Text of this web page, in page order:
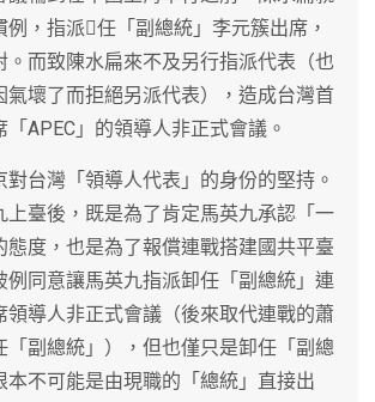
例，指派任「副總統」李元簇出席，
。而致陳水扁來不及另行指派代表（也
氣壞了而拒絕另派代表），造成台灣首
APEC」的領導人非正式會議。
對台灣「領導人代表」的身份的堅持。
上臺後，既是為了肯定馬英九承認「一
態度，也是為了報償連戰搭建國共平臺
例同意讓馬英九指派卸任「副總統」連
領導人非正式會議（後來取代連戰的蕭
「副總統」），但也僅只是卸任「副總
本不可能是由現職的「總統」直接出